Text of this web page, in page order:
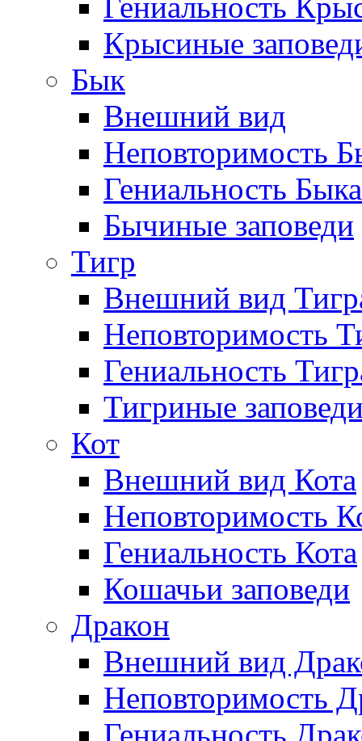
Крысиные
Бык
Внешний вид
Неповторимость
Гениальность Быка
Бычиные заповеди
Тигр
Внешний вид
Неповторимость
Гениальность
Тигриные
Кот
Внешний вид Кота
Неповторимость
Гениальность Кота
Кошачьи заповеди
Дракон
Внешний вид
Неповторимость
Гениальность